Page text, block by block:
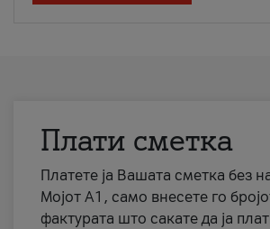
Плати сметка
Платете ја Вашата сметка без
Мојот А1, само внесете го
фактурата што сакате да ја